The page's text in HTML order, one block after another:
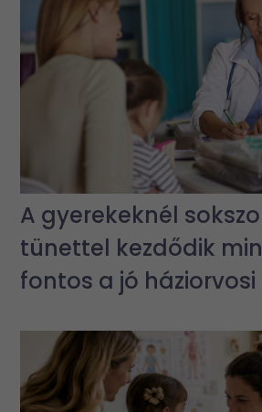
A gyerekeknél
tünettel kezdődik
fontos a jó